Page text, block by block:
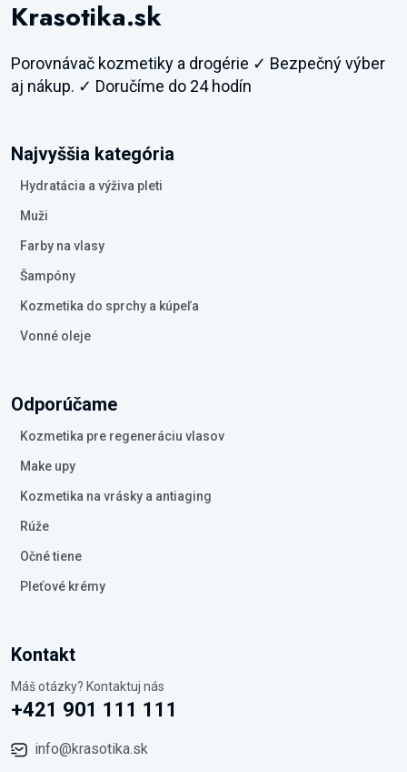
Krasotika.sk
Porovnávač kozmetiky a drogérie ✓ Bezpečný výber
aj nákup. ✓ Doručíme do 24 hodín
Najvyššia kategória
Hydratácia a výživa pleti
Muži
Farby na vlasy
Šampóny
Kozmetika do sprchy a kúpeľa
Vonné oleje
Odporúčame
Kozmetika pre regeneráciu vlasov
Make upy
Kozmetika na vrásky a antiaging
Rúže
Očné tiene
Pleťové krémy
Kontakt
Máš otázky? Kontaktuj nás
+421 901 111 111
info@krasotika.sk